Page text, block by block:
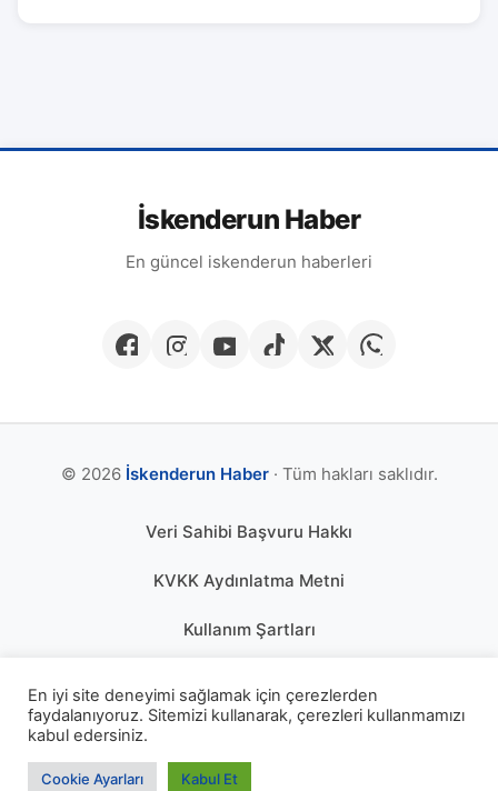
İskenderun Haber
En güncel iskenderun haberleri
© 2026 İskenderun Haber· Tüm hakları saklıdır.
Veri Sahibi Başvuru Hakkı
KVKK Aydınlatma Metni
Kullanım Şartları
Çerez Politikası
KÜNYE
En iyi site deneyimi sağlamak için çerezlerden
faydalanıyoruz. Sitemizi kullanarak, çerezleri kullanmamızı
kabul edersiniz.
Cookie Ayarları Kabul Et